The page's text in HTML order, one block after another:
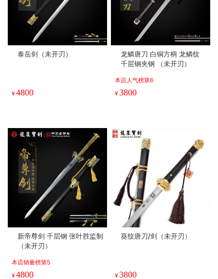
泰岳剑（未开刃）
¥4800
龙鳞唐刀 白铜方柄 龙鳞纹
千层钢夹钢 （未开刃）
本店人气榜第6
¥3800
新帝尊剑 千层钢 张叶胜监制
（未开刃）
本店销量榜第5
¥4800
葵纹唐刀/剑（未开刃）
¥3800